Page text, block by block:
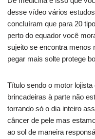
desse vídeo vários
concluíram que para 20
perto do equador você
sujeito se encontra menos
pegar mais solte protege
Título sendo o motor
brincadeiras à parte não
torrando só o dia inteiro
câncer de pele mas
ao sol de maneira